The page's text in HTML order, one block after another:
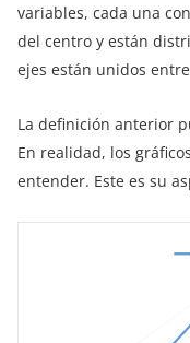
variables, cada una
del centro y están
ejes están unidos
La definición anterior
En realidad, los
entender. Este es su